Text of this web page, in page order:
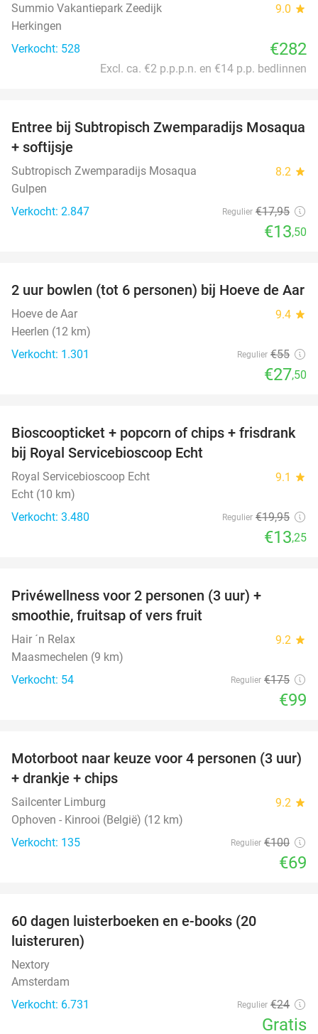
Summio Vakantiepark Zeedijk 9.0 star
Herkingen
Verkocht: 528
€282
Excl. ca. €2 p.p.p.n. en €14 p.p. bedlinnen
25%
Entree bij Subtropisch Zwemparadijs Mosaqua
+ softijsje
Subtropisch Zwemparadijs Mosaqua 8.2 star
Gulpen
Verkocht: 2.847
Regulier €17,95
€13,50
50%
2 uur bowlen (tot 6 personen) bij Hoeve de Aar
Hoeve de Aar 9.4 star
Heerlen (12 km)
Verkocht: 1.301
Regulier €55
€27,50
34%
Bioscoopticket + popcorn of chips + frisdrank
bij Royal Servicebioscoop Echt
Royal Servicebioscoop Echt 9.1 star
Echt (10 km)
Verkocht: 3.480
Regulier €19,95
€13,25
Privéwellness voor 2 personen (3 uur) +
smoothie, fruitsap of vers fruit
Hair ´n Relax 9.2 star
Maasmechelen (9 km)
Verkocht: 54
Regulier €175
€99
31%
Motorboot naar keuze voor 4 personen (3 uur)
+ drankje + chips
Sailcenter Limburg 9.2 star
Ophoven - Kinrooi (België) (12 km)
Verkocht: 135
Regulier €100
€69
60 dagen luisterboeken en e-books (20
luisteruren)
Nextory
Amsterdam
Verkocht: 6.731
Regulier €24
Gratis